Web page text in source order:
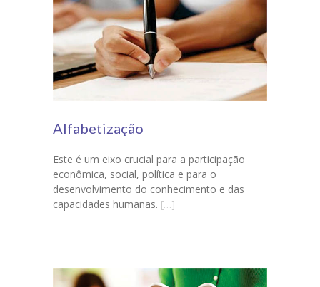
Alfabetização
Este é um eixo crucial para a participação
econômica, social, política e para o
desenvolvimento do conhecimento e das
capacidades humanas. […]